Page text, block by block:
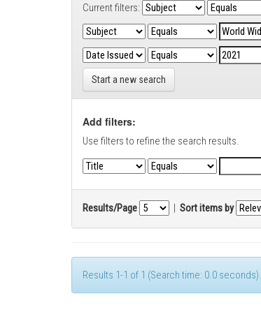
Current filters:
Start a new search
Add filters:
Use filters to refine the search results.
Results/Page | Sort items by
Results 1-1 of 1 (Search time: 0.0 seconds).